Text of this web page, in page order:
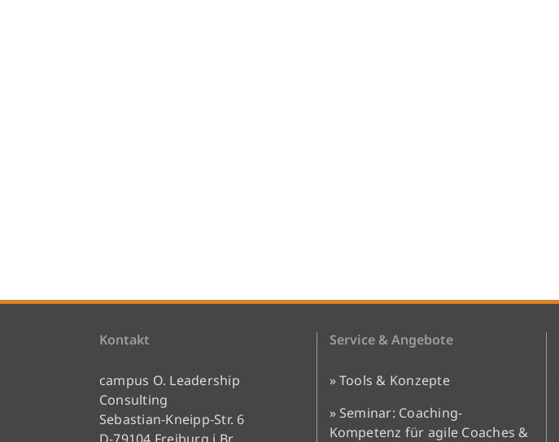
Kontakt
campus O. Leadership
Consulting
Sebastian-Kneipp-Str. 6
Service & Angebote
» Tools & Konzepte
» Seminar: Coaching-
Kompetenz für agile Coaches &